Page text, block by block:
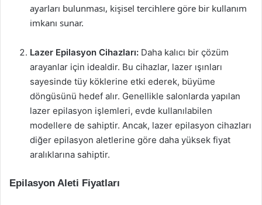
ayarları bulunması, kişisel tercihlere göre bir kullanım
imkanı sunar.
Lazer Epilasyon Cihazları: Daha kalıcı bir çözüm
arayanlar için idealdir. Bu cihazlar, lazer ışınları
sayesinde tüy köklerine etki ederek, büyüme
döngüsünü hedef alır. Genellikle salonlarda yapılan
lazer epilasyon işlemleri, evde kullanılabilen
modellere de sahiptir. Ancak, lazer epilasyon cihazları
diğer epilasyon aletlerine göre daha yüksek fiyat
aralıklarına sahiptir.
Epilasyon Aleti Fiyatları